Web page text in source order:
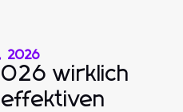
2026
wirklich